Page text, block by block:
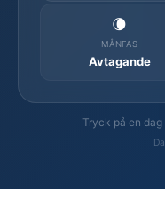
🌘
MÅNFAS
Avtagande
Tryck på en dag